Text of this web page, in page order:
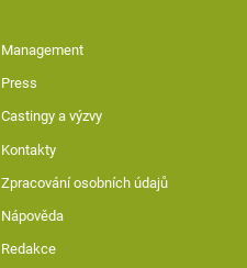
Management
Press
Castingy a výzvy
Kontakty
Zpracování osobních údajů
Nápověda
Redakce